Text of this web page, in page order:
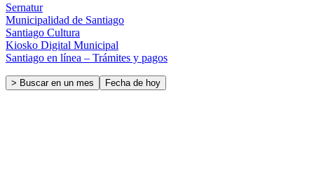
Sernatur
Municipalidad de Santiago
Santiago Cultura
Kiosko Digital Municipal
Santiago en línea – Trámites y pagos
> Buscar en un mes Fecha de hoy